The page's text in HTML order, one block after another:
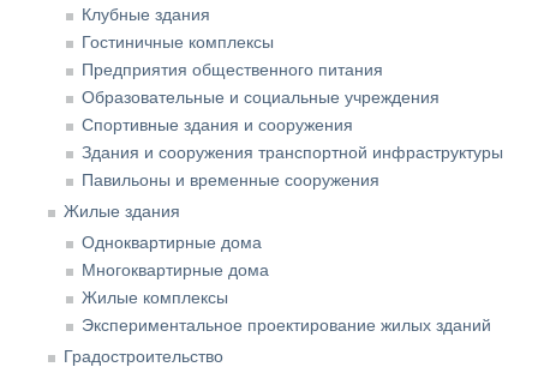
Клубные здания
Гостиничные комплексы
Предприятия общественного питания
Образовательные и социальные учреждения
Спортивные здания и сооружения
Здания и сооружения транспортной инфраструктуры
Павильоны и временные сооружения
Жилые здания
Одноквартирные дома
Многоквартирные дома
Жилые комплексы
Экспериментальное проектирование жилых зданий
Градостроительство